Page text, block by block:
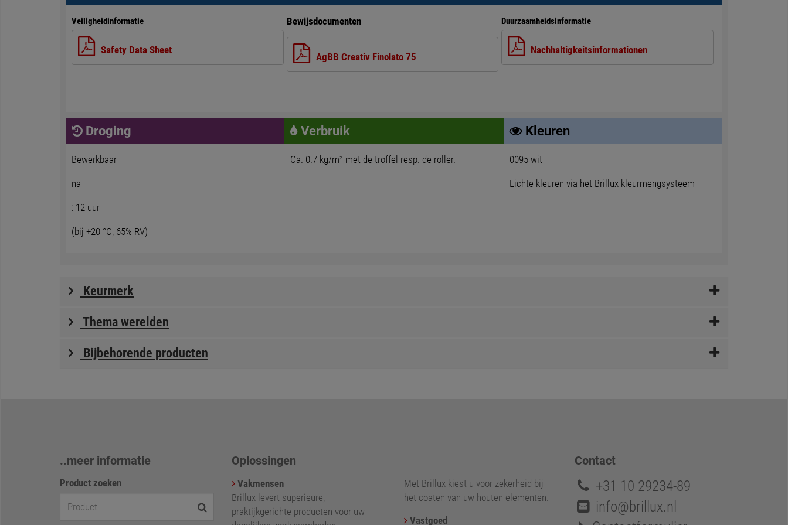
Veiligheidinformatie
Safety Data Sheet
Bewijsdocumenten
AgBB Creativ Finolato 75
Duurzaamheidsinformatie
Nachhaltigkeitsinformationen
Droging
Bewerkbaar
na
: 12 uur
(bij +20 °C, 65% RV)
Verbruik
Ca. 0.7 kg/m² met de troffel resp. de roller.
Kleuren
0095 wit
Lichte kleuren via het Brillux kleurmengsysteem
Keurmerk
Thema werelden
Bijbehorende producten
..meer informatie
Product zoeken
Oplossingen
Vakmensen
Brillux levert superieure,
praktijkgerichte producten voor uw
Met Brillux kiest u voor zekerheid bij
het coaten van uw houten elementen.
Vastgoed
Contact
+31 10 29234-89
info@brillux.nl